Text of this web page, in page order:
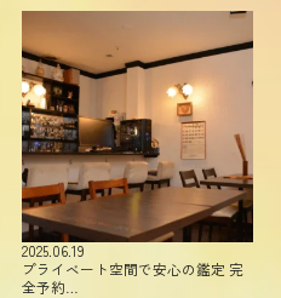
2025.06.19
プライベート空間で安心の鑑定 完
全予約…